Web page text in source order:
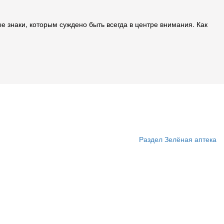
знаки, которым суждено быть всегда в центре внимания. Как
Раздел Зелёная аптека